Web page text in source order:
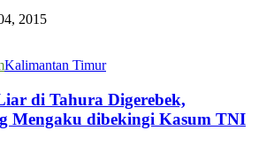
2015
Kalimantan Timur
di Tahura Digerebek,
Mengaku dibekingi Kasum TNI